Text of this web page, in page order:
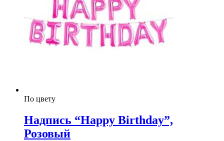
По цвету
Надпись “Happy Birthday”,
Розовый